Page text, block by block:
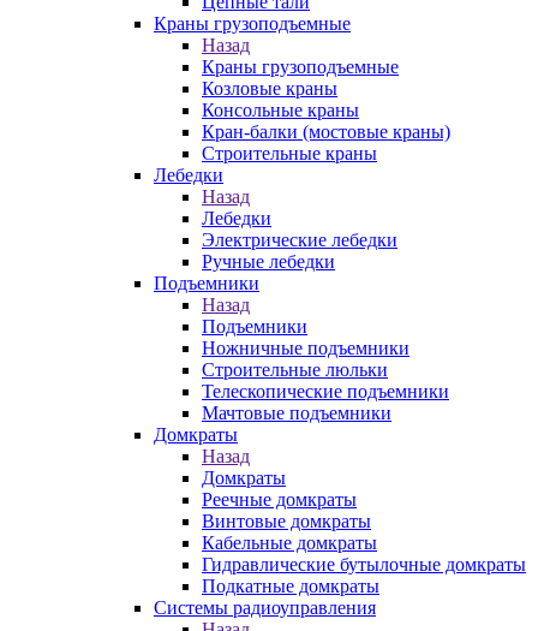
Краны грузоподъемные
Назад
Краны грузоподъемные
Козловые краны
Консольные краны
Кран-балки (мостовые краны)
Строительные краны
Лебедки
Назад
Лебедки
Электрические лебедки
Ручные лебедки
Подъемники
Назад
Подъемники
Ножничные подъемники
Строительные люльки
Телескопические подъемники
Мачтовые подъемники
Домкраты
Назад
Домкраты
Реечные домкраты
Винтовые домкраты
Кабельные домкраты
Гидравлические бутылочные домкраты
Подкатные домкраты
Системы радиоуправления